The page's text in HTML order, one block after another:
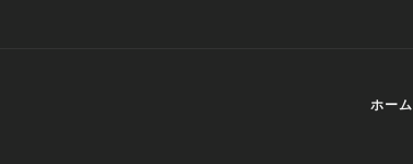
ホーム